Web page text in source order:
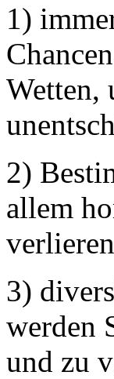
1)
Wetten,
2)
allem
3)
werden
und zu